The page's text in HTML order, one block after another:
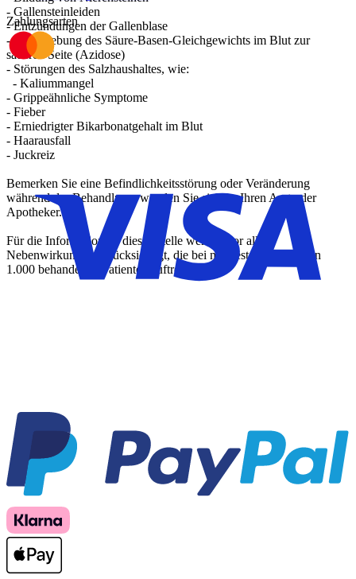
- Gallensteinleiden
- Entzündungen der Gallenblase
- Verschiebung des Säure-Basen-Gleichgewichts im Blut zur
saueren Seite (Azidose)
- Störungen des Salzhaushaltes, wie:
- Kaliummangel
- Grippeähnliche Symptome
- Fieber
- Erniedrigter Bikarbonatgehalt im Blut
- Haarausfall
- Juckreiz
Bemerken Sie eine Befindlichkeitsstörung oder Veränderung
während der Behandlung, wenden Sie sich an Ihren Arzt oder
Apotheker.
Für die Information an dieser Stelle werden vor allem
Nebenwirkungen berücksichtigt, die bei mindestens einem von
1.000 behandelten Patienten auftreten.
Zahlungsarten